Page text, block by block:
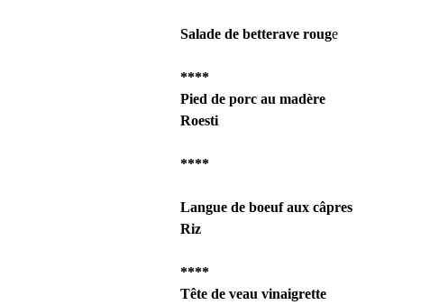
Salade de betterave rouge
****
Pied de porc au madère
Roesti
****
Langue de boeuf aux câpres
Riz
****
Tête de veau vinaigrette